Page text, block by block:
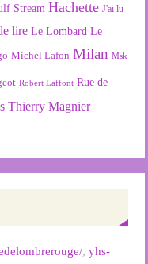
Stream Hachette J'ai lu
lire Le Lombard Le
Michel Lafon Milan Msk
Robert Laffont Rue de
Thierry Magnier
,yhs-